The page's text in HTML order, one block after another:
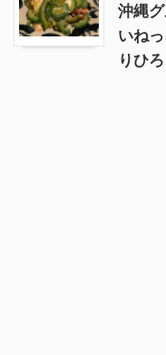
沖縄
いね
りひろ